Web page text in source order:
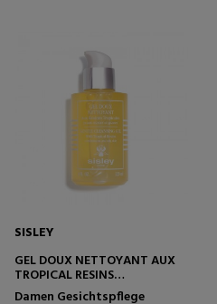
SISLEY
GEL DOUX NETTOYANT AUX
TROPICAL RESINS
GESICHTSREINIGUNGSGEL
Damen Gesichtspflege